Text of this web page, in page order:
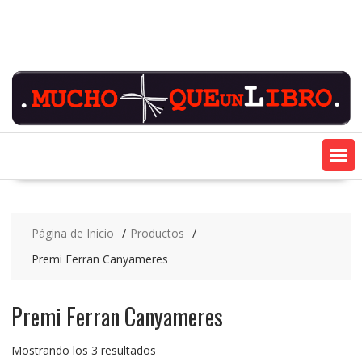
Página de Inicio
Productos
Premi Ferran Canyameres
Premi Ferran Canyameres
Mostrando los 3 resultadosOrdenado